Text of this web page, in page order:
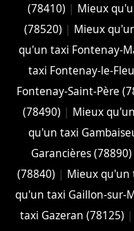
(78410) | Mieux
(78520) | Mieux
qu'un taxi Fontenay-
taxi Fontenay-le-
Fontenay-Saint-Père
(78490) | Mieux
qu'un taxi
Garancières (78890)
(78840) | Mieux qu'un
qu'un taxi Gaillon-sur-
taxi Gazeran (78125) |